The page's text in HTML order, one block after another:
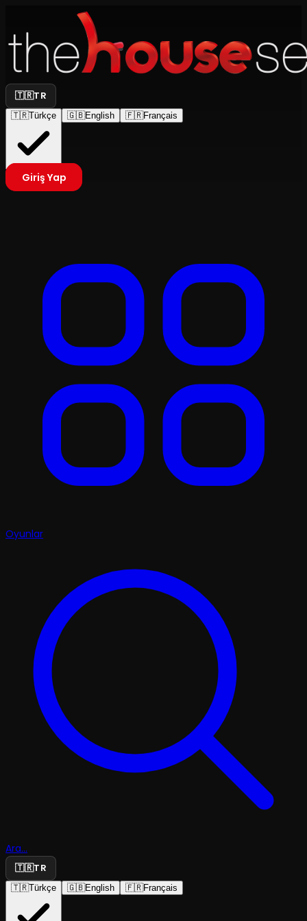
🇹🇷TR
🇹🇷Türkçe 🇬🇧English 🇫🇷Français
Giriş Yap
Oyunlar
Ara...
🇹🇷TR
🇹🇷Türkçe 🇬🇧English 🇫🇷Français